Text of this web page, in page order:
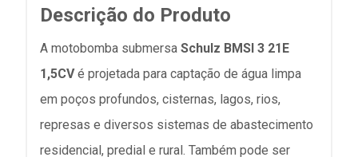
Descrição do Produto
A motobomba submersa Schulz BMSI 3 21E
1,5CVé projetada para captação de água limpa
em poços profundos, cisternas, lagos, rios,
represas e diversos sistemas de abastecimento
residencial, predial e rural. Também pode ser